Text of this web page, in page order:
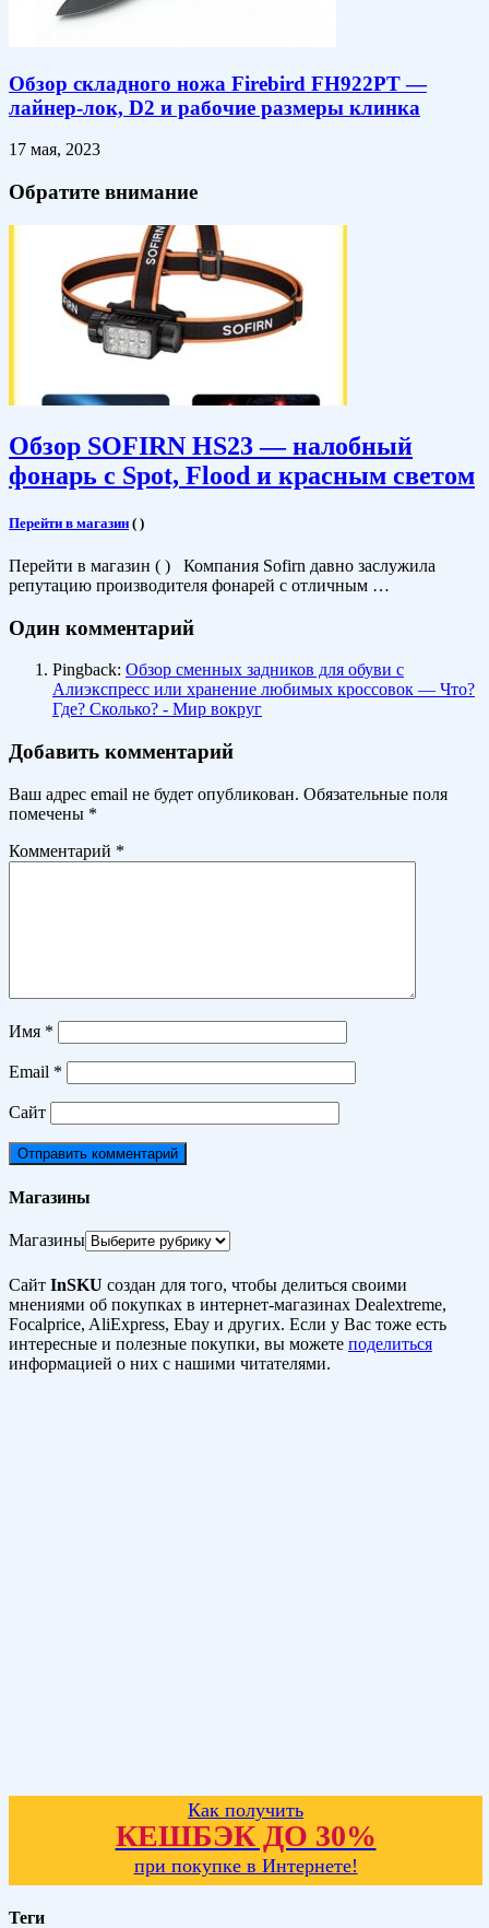
Обзор складного ножа Firebird FH922PT —
лайнер-лок, D2 и рабочие размеры клинка
17 мая, 2023
Обратите внимание
Обзор SOFIRN HS23 — налобный
фонарь с Spot, Flood и красным светом
Перейти в магазин ( )
Перейти в магазин ( ) Компания Sofirn давно заслужила
репутацию производителя фонарей с отличным …
Один комментарий
Pingback: Обзор сменных задников для обуви с
Алиэкспресс или хранение любимых кроссовок — Что?
Где? Сколько? - Мир вокруг
Добавить комментарий
Ваш адрес email не будет опубликован. Обязательные поля
помечены *
Комментарий *
Имя *
Email *
Сайт
Магазины
Магазины
Сайт InSKU создан для того, чтобы делиться своими
мнениями об покупках в интернет-магазинах Dealextreme,
Focalprice, AliExpress, Ebay и других. Если у Вас тоже есть
интересные и полезные покупки, вы можете поделиться
информацией о них с нашими читателями.
Как получить
КЕШБЭК ДО 30%
при покупке в Интернете!
Теги